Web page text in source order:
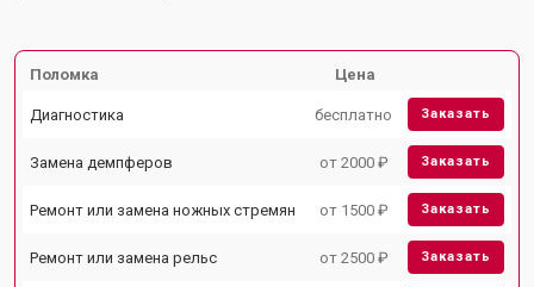
Поломка Цена
Диагностика бесплатно Заказать
Замена демпферов от 2000 ₽ Заказать
Ремонт или замена ножных стремян от 1500 ₽ Заказать
Ремонт или замена рельс от 2500 ₽ Заказать